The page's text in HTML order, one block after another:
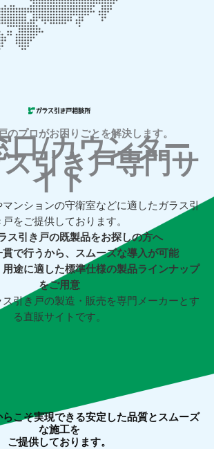
のプロがお困りごとを解決します。
口/カウンター
引き戸専門サ
イト
ンションの守衛室などに適したガラス引
戸をご提供しております。
ス引き戸の既製品をお探しの方へ
貫で行うから、スムーズな導入が可能
用途に適した標準仕様の製品ラインナップ
をご用意
引き戸の製造・販売を専門メーカーとす
る直販サイトです。
こそ実現できる安定した品質とスムーズ
な施工を
ご提供しております。